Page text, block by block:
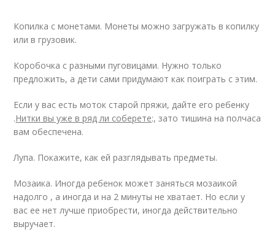
Копилка с монетами. Монеты можно загружать в копилку
или в грузовик.
Коробочка с разными пуговицами. Нужно только
предложить, а дети сами придумают как поиграть с этим.
Если у вас есть моток старой пряжи, дайте его ребенку
.Нитки вы уже в ряд ли соберете:, зато тишина на полчаса
вам обеспечена.
Лупа. Покажите, как ей разглядывать предметы.
Мозаика. Иногда ребенок может заняться мозаикой
надолго , а иногда и на 2 минуты не хватает. Но если у
вас ее нет лучше приобрести, иногда действительно
выручает.